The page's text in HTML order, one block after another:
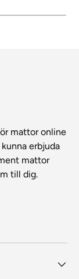
mattor online
erbjuda
mattor
till dig.